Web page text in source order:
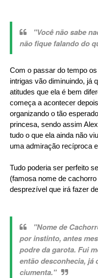
"Você não sabe
não fique falando do
Com o passar do tempo
intrigas vão diminuindo, já
atitudes que ela é bem
começa a acontecer
organizando o tão
princesa, sendo assim
tudo o que ela ainda não
uma admiração recíproca
Tudo poderia ser perfeito
(famosa nome de
desprezível que irá fazer
"Nome de
por instinto, antes
podre da garota. Fui
então desconhecia, já
ciumenta."